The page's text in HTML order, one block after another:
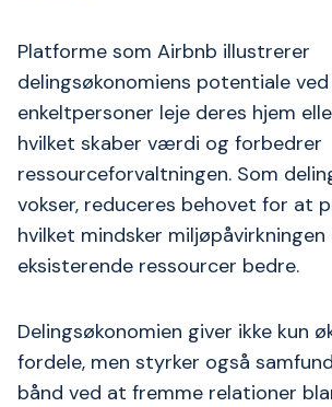
Platforme som Airbnb illustrerer
delingsøkonomiens potentiale
enkeltpersoner leje deres hjem
hvilket skaber værdi og forbedrer
ressourceforvaltningen. Som
vokser, reduceres behovet for at
hvilket mindsker
eksisterende ressourcer bedre.
Delingsøkonomien giver ikke kun
fordele, men styrker også
bånd ved at fremme relationer